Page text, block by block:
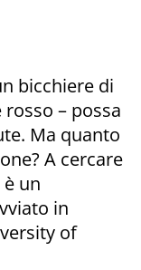
bicchiere di
– possa
Ma quanto
A cercare
un
in
of